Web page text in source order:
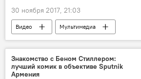
30 ноября 2017, 21:03
Видео
Мультимедиа
Авиакомпания Armenia: рейсы и направления
Знакомство с Беном Стиллером:
лучший комик в объективе Sputnik
Армения